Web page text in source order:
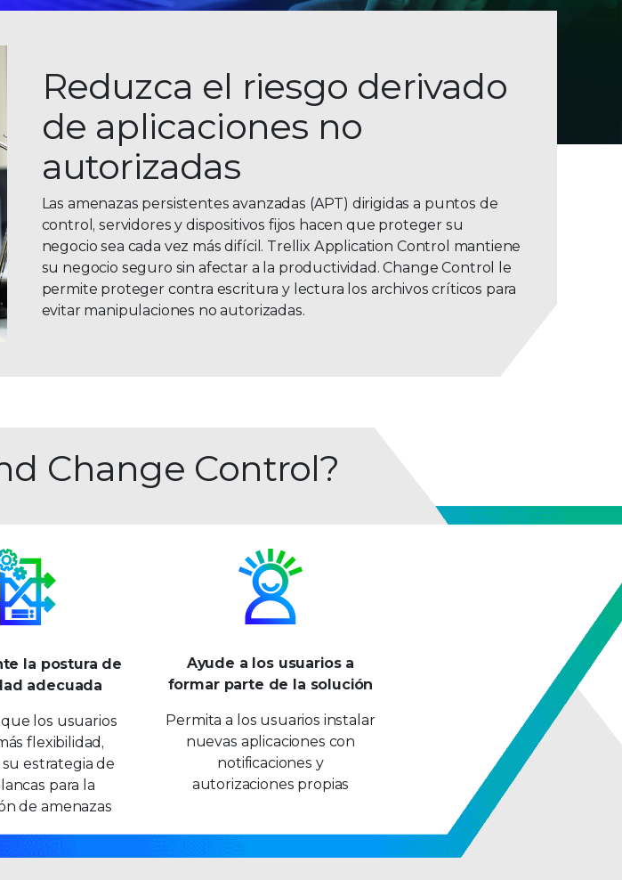
Reduzca el riesgo derivado
de aplicaciones no
autorizadas
Las amenazas persistentes avanzadas (APT) dirigidas a puntos de
control, servidores y dispositivos fijos hacen que proteger su
negocio sea cada vez más difícil. Trellix Application Control mantiene
su negocio seguro sin afectar a la productividad. Change Control le
permite proteger contra escritura y lectura los archivos críticos para
evitar manipulaciones no autorizadas.
Change Control?
la postura de
adecuada
los usuarios
flexibilidad,
estrategia de
para la
de amenazas
Ayude a los usuarios a
formar parte de la solución
Permita a los usuarios instalar
nuevas aplicaciones con
notificaciones y
autorizaciones propias